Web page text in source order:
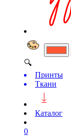
🔍
Принты
Ткани
Каталог
0